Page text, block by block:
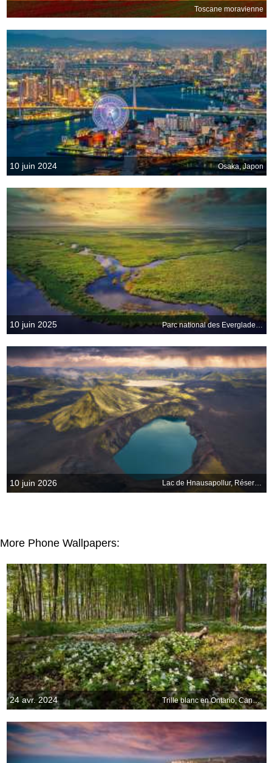
Toscane moravienne
10 juin 2024 Osaka, Japon
10 juin 2025 Parc national des Everglades, Floride, États-Unis
10 juin 2026 Lac de Hnausapollur, Réserve naturelle de Fjallabak, Islande
More Phone Wallpapers:
24 avr. 2024 Trille blanc en Ontario, Canada